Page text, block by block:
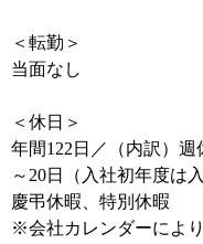
＜転勤＞
当面なし
＜休日＞
年間122日／（内訳）週
～20日（入社初年度は
慶弔休暇、特別休暇
※会社カレンダーによ